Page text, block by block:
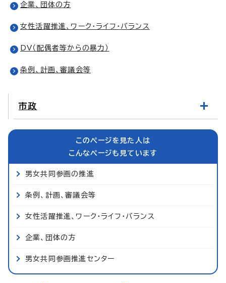
企業、団体の方
女性活躍推進、ワーク・ライフ・バランス
DV（配偶者等からの暴力）
条例、計画、審議会等
市政
このページを見た人は
こんなページも見ています
男女共同参画の推進
条例、計画、審議会等
女性活躍推進、ワーク・ライフ・バランス
企業、団体の方
男女共同参画推進センター